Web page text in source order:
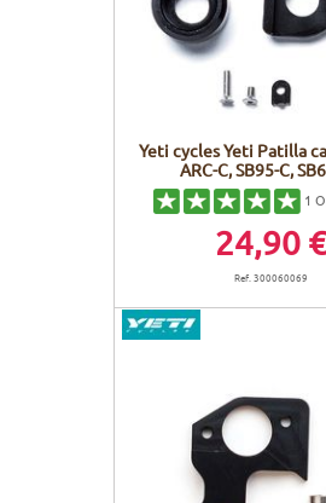
Yeti cycles Yeti Patilla
ARC-C, SB95-C,
1
24,90 €
Ref. 300060069